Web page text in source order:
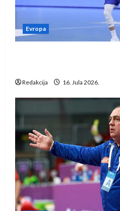
Evropa
Redakcija 16. Jula 2026.